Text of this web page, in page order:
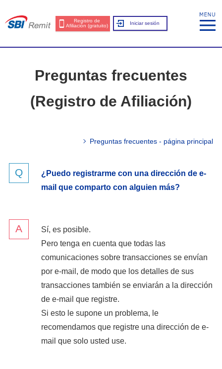
Registro de
Afiliación (gratuito)
Iniciar sesión
Preguntas frecuentes
(Registro de Afiliación)
Preguntas frecuentes - página principal
¿Puedo registrarme con una dirección de e-
mail que comparto con alguien más?
Sí, es posible.
Pero tenga en cuenta que todas las
comunicaciones sobre transacciones se envían
por e-mail, de modo que los detalles de sus
transacciones también se enviarán a la dirección
de e-mail que registre.
Si esto le supone un problema, le
recomendamos que registre una dirección de e-
mail que solo usted use.